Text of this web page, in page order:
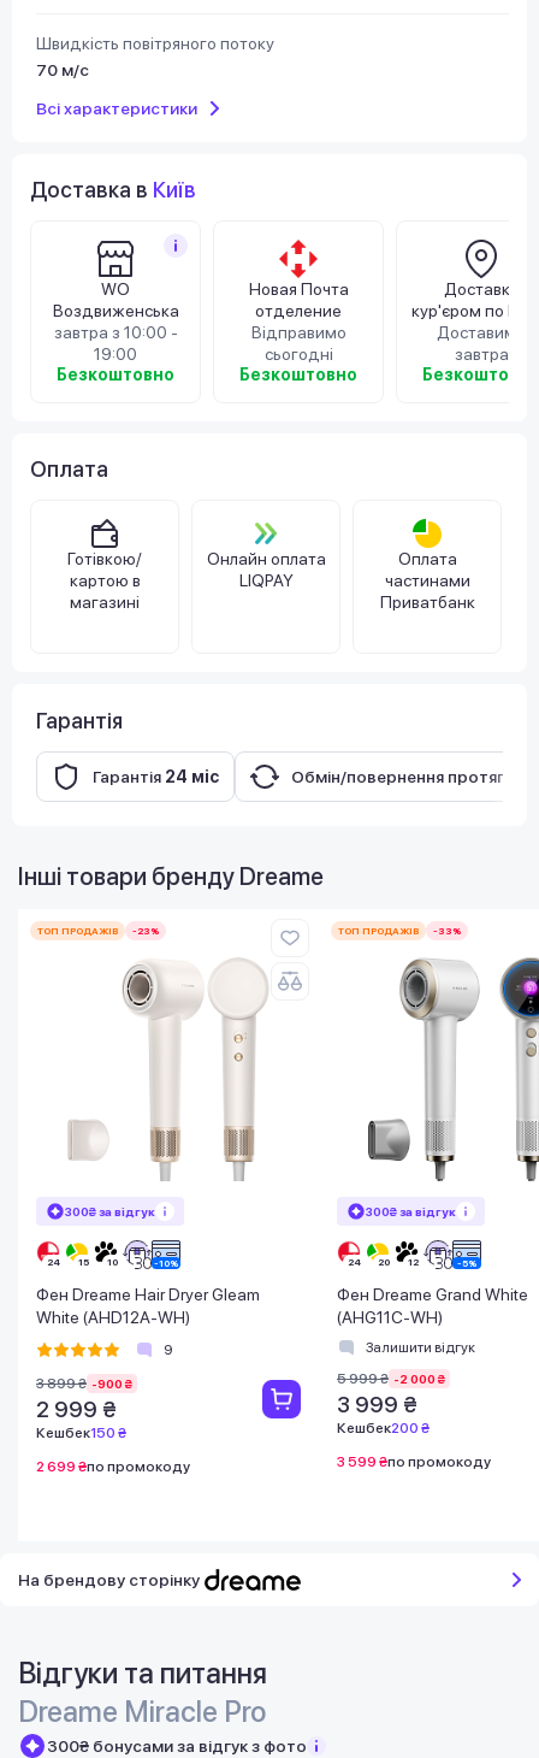
Швидкість повітряного потоку
70 м/с
Всі характеристики
Доставка в Київ
WO
Воздвиженська
завтра з 10:00 -
19:00
Безкоштовно
Новая Почта
отделение
Відправимо
сьогодні
Безкоштовно
Доставка
кур'єром по
Доставимо
завтра
Безкоштовно
Оплата
Готівкою/
картою в
магазині
Онлайн оплата
LIQPAY
Оплата
частинами
Приватбанк
Гарантія
Гарантія 24 міс Обмін/повернення протягом
Інші товари бренду Dreame
ТОП ПРОДАЖІВ -23%
300₴ за відгук
Фен Dreame Hair Dryer Gleam
White (AHD12A-WH)
9
3 899 ₴ -900 ₴
2 999 ₴
Кешбек150 ₴
2 699 ₴по промокоду
ТОП ПРОДАЖІВ -33%
300₴ за відгук
Фен Dreame Grand White
(AHG11C-WH)
Залишити відгук
5 999 ₴ -2 000 ₴
3 999 ₴
Кешбек200 ₴
3 599 ₴по промокоду
На брендову сторінку
Відгуки та питання
Dreame Miracle Pro
300₴ бонусами за відгук з фото